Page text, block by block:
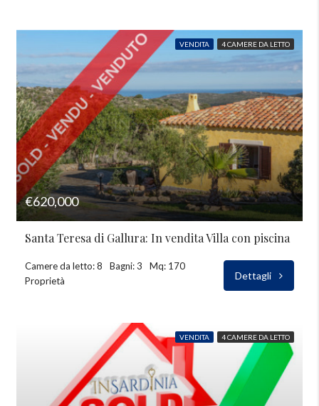
VENDITA 4 CAMERE DA LETTO
€620,000
Santa Teresa di Gallura: In vendita Villa con piscina
Camere da letto: 8 Bagni: 3
Mq: 170
Proprietà
Dettagli
VENDITA 4 CAMERE DA LETTO